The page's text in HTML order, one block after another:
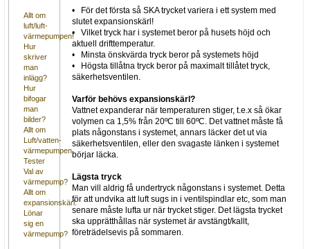
Allt om
luft/luft-
värmepumpen!
Hur
skriver
man
inlägg?
Hur
bifogar
man
bilder?
Allt om
Luft/vatten-
värmepumpen
Tester
Val av
värmepump?
Allt om
expansionskärl.
Lönar
sig en
värmepump?
• För det första så SKA trycket variera i ett system med
slutet expansionskärl!
• Vilket tryck har i systemet beror på husets höjd och
aktuell drifttemperatur.
• Minsta önskvärda tryck beror på systemets höjd
• Högsta tillåtna tryck beror på maximalt tillåtet tryck,
säkerhetsventilen.
Varför behövs expansionskärl?
Vattnet expanderar när temperaturen stiger, t.e.x så ökar
volymen ca 1,5% från 20ºC till 60ºC. Det vattnet måste få
plats någonstans i systemet, annars läcker det ut via
säkerhetsventilen, eller den svagaste länken i systemet
börjar läcka.
Lägsta tryck
Man vill aldrig få undertryck någonstans i systemet. Detta
för att undvika att luft sugs in i ventilspindlar etc, som man
senare måste lufta ur när trycket stiger. Det lägsta trycket
ska upprätthållas när systemet är avstängt/kallt,
företrädelsevis på sommaren.